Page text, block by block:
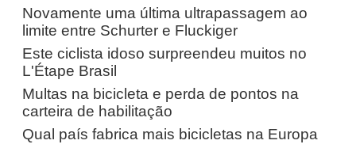
Novamente uma última ultrapassagem ao
limite entre Schurter e Fluckiger
Este ciclista idoso surpreendeu muitos no
L'Étape Brasil
Multas na bicicleta e perda de pontos na
carteira de habilitação
Qual país fabrica mais bicicletas na Europa